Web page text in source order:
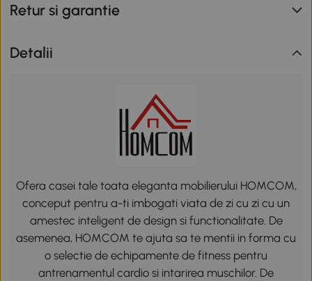
Retur si garantie
Detalii
Ofera casei tale toata eleganta mobilierului HOMCOM,
conceput pentru a-ti imbogati viata de zi cu zi cu un
amestec inteligent de design si functionalitate. De
asemenea, HOMCOM te ajuta sa te mentii in forma cu
o selectie de echipamente de fitness pentru
antrenamentul cardio si intarirea muschilor. De